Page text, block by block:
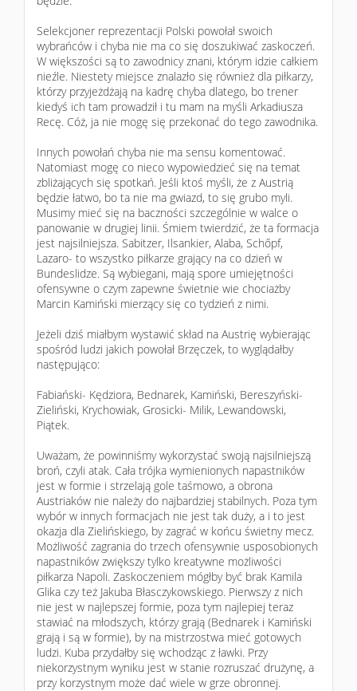
Selekcjoner reprezentacji Polski powołał swoich
wybrańców i chyba nie ma co się doszukiwać zaskoczeń.
W większości są to zawodnicy znani, którym idzie całkiem
nieźle. Niestety miejsce znalazło się również dla piłkarzy,
którzy przyjeżdżają na kadrę chyba dlatego, bo trener
kiedyś ich tam prowadził i tu mam na myśli Arkadiusza
Recę. Cóż, ja nie mogę się przekonać do tego zawodnika.
Innych powołań chyba nie ma sensu komentować.
Natomiast mogę co nieco wypowiedzieć się na temat
zbliżających się spotkań. Jeśli ktoś myśli, że z Austrią
będzie łatwo, bo ta nie ma gwiazd, to się grubo myli.
Musimy mieć się na baczności szczególnie w walce o
panowanie w drugiej linii. Śmiem twierdzić, że ta formacja
jest najsilniejsza. Sabitzer, Ilsankier, Alaba, Schőpf,
Lazaro- to wszystko piłkarze grający na co dzień w
Bundeslidze. Są wybiegani, mają spore umiejętności
ofensywne o czym zapewne świetnie wie chociażby
Marcin Kamiński mierzący się co tydzień z nimi.
Jeżeli dziś miałbym wystawić skład na Austrię wybierając
spośród ludzi jakich powołał Brzęczek, to wyglądałby
następująco:
Fabiański- Kędziora, Bednarek, Kamiński, Bereszyński-
Zieliński, Krychowiak, Grosicki- Milik, Lewandowski,
Piątek.
Uważam, że powinniśmy wykorzystać swoją najsilniejszą
broń, czyli atak. Cała trójka wymienionych napastników
jest w formie i strzelają gole taśmowo, a obrona
Austriaków nie należy do najbardziej stabilnych. Poza tym
wybór w innych formacjach nie jest tak duży, a i to jest
okazja dla Zielińskiego, by zagrać w końcu świetny mecz.
Możliwość zagrania do trzech ofensywnie usposobionych
napastników zwiększy tylko kreatywne możliwości
piłkarza Napoli. Zaskoczeniem mógłby być brak Kamila
Glika czy też Jakuba Błasczykowskiego. Pierwszy z nich
nie jest w najlepszej formie, poza tym najlepiej teraz
stawiać na młodszych, którzy grają (Bednarek i Kamiński
grają i są w formie), by na mistrzostwa mieć gotowych
ludzi. Kuba przydałby się wchodząc z ławki. Przy
niekorzystnym wyniku jest w stanie rozruszać drużynę, a
przy korzystnym może dać wiele w grze obronnej.